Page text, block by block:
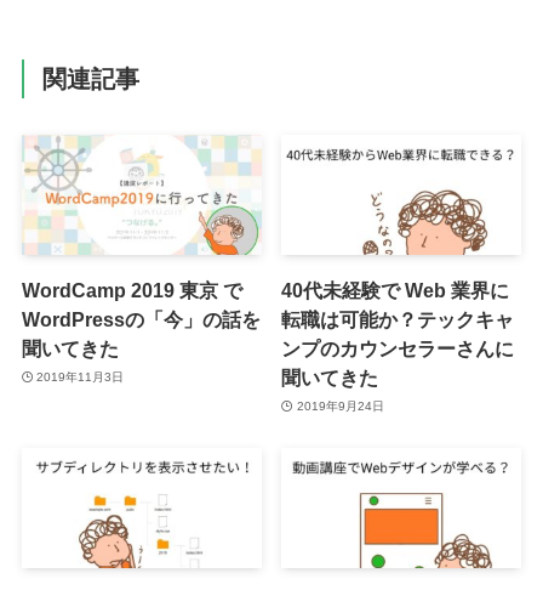
関連記事
WordCamp 2019 東京 で
WordPressの「今」の話を
聞いてきた
2019年11月3日
40代未経験で Web 業界に
転職は可能か？テックキャ
ンプのカウンセラーさんに
聞いてきた
2019年9月24日